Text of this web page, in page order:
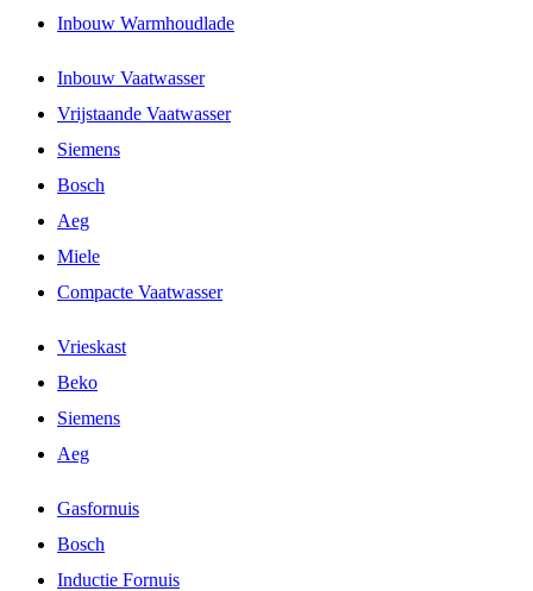
Inbouw Warmhoudlade
Inbouw Vaatwasser
Vrijstaande Vaatwasser
Siemens
Bosch
Aeg
Miele
Compacte Vaatwasser
Vrieskast
Beko
Siemens
Aeg
Gasfornuis
Bosch
Inductie Fornuis